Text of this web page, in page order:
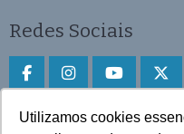
Utilizamos cookies
Redes Sociais
Faça download do